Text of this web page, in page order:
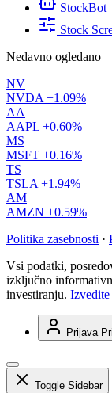
StockBot
Stock
Nedavno ogledano
NV
NVDA +1.09%
AA
AAPL +0.60%
MS
MSFT +0.16%
TS
TSLA +1.94%
AM
AMZN +0.59%
Politika zasebnosti ·
Vsi podatki,
izključno
investiranju. Izvedite
Prijava
Toggle Sidebar